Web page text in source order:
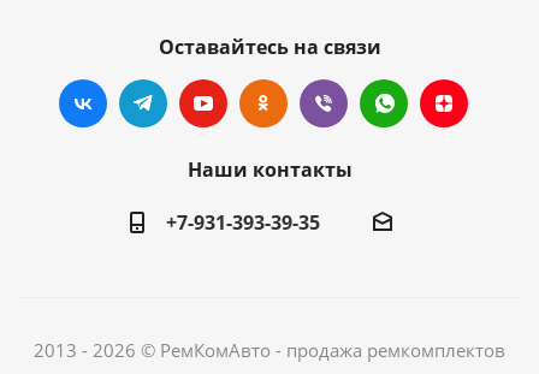
Оставайтесь на связи
Наши контакты
+7-931-393-39-35
2013 - 2026 © РемКомАвто - продажа ремкомплектов